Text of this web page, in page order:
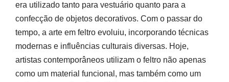
era utilizado tanto para vestuário quanto para a
confecção de objetos decorativos. Com o passar do
tempo, a arte em feltro evoluiu, incorporando técnicas
modernas e influências culturais diversas. Hoje,
artistas contemporâneos utilizam o feltro não apenas
como um material funcional, mas também como um